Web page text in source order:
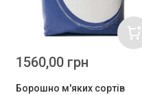
Борошно м'яких сортів
1560,00 грн